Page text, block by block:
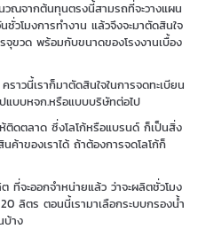
ณจากต้นทุนตรงนี้สามรถที่จะวางแผน
ชั่วโมงการทำงาน แล้วจึงจะมาตัดสินใจ
จุขวด พร้อมกับขนาดของโรงงานเบื้อง
ราวนี้เราก็มาตัดสินใจในการจดทะเบียน
แบบหจก.หรือแบบบริษัทต่อไป
ติดตลาด ซึ่งโลโก้หรือแบรนด์ ก็เป็นสิ่ง
ค้าของเราได้ ถ้าต้องการจดโลโก้ก็
ที่จะออกจำหน่ายแล้ว ว่าจะผลิตชั่วโมง
ลิตร ตอนนี้เรามาเลือกระบบกรองน้ำ
บ้าง